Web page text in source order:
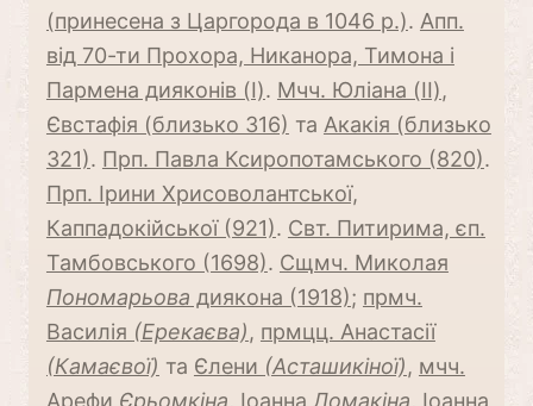
(принесена з Царгорода в 1046 р.). Апп.
від 70-ти Прохора, Никанора, Тимона і
Пармена дияконів (I). Мчч. Юліана (II),
Євстафія (близько 316) та Акакія (близько
321). Прп. Павла Ксиропотамського (820).
Прп. Ірини Хрисоволантської,
Каппадокійської (921). Свт. Питирима, єп.
Тамбовського (1698). Сщмч. Миколая
Пономарьова диякона (1918); прмч.
Василія (Ерекаєва), прмцц. Анастасії
(Камаєвої) та Єлени (Асташикіної), мчч.
Арефи Єрьомкіна, Іоанна Ломакіна, Іоанна